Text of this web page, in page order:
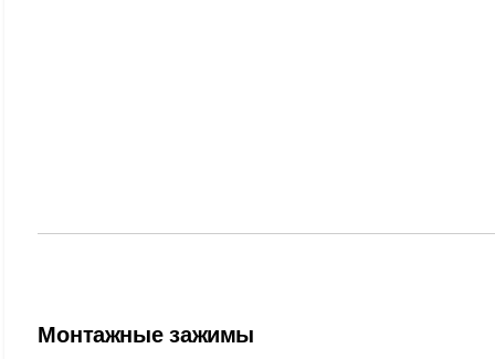
Монтажные зажимы